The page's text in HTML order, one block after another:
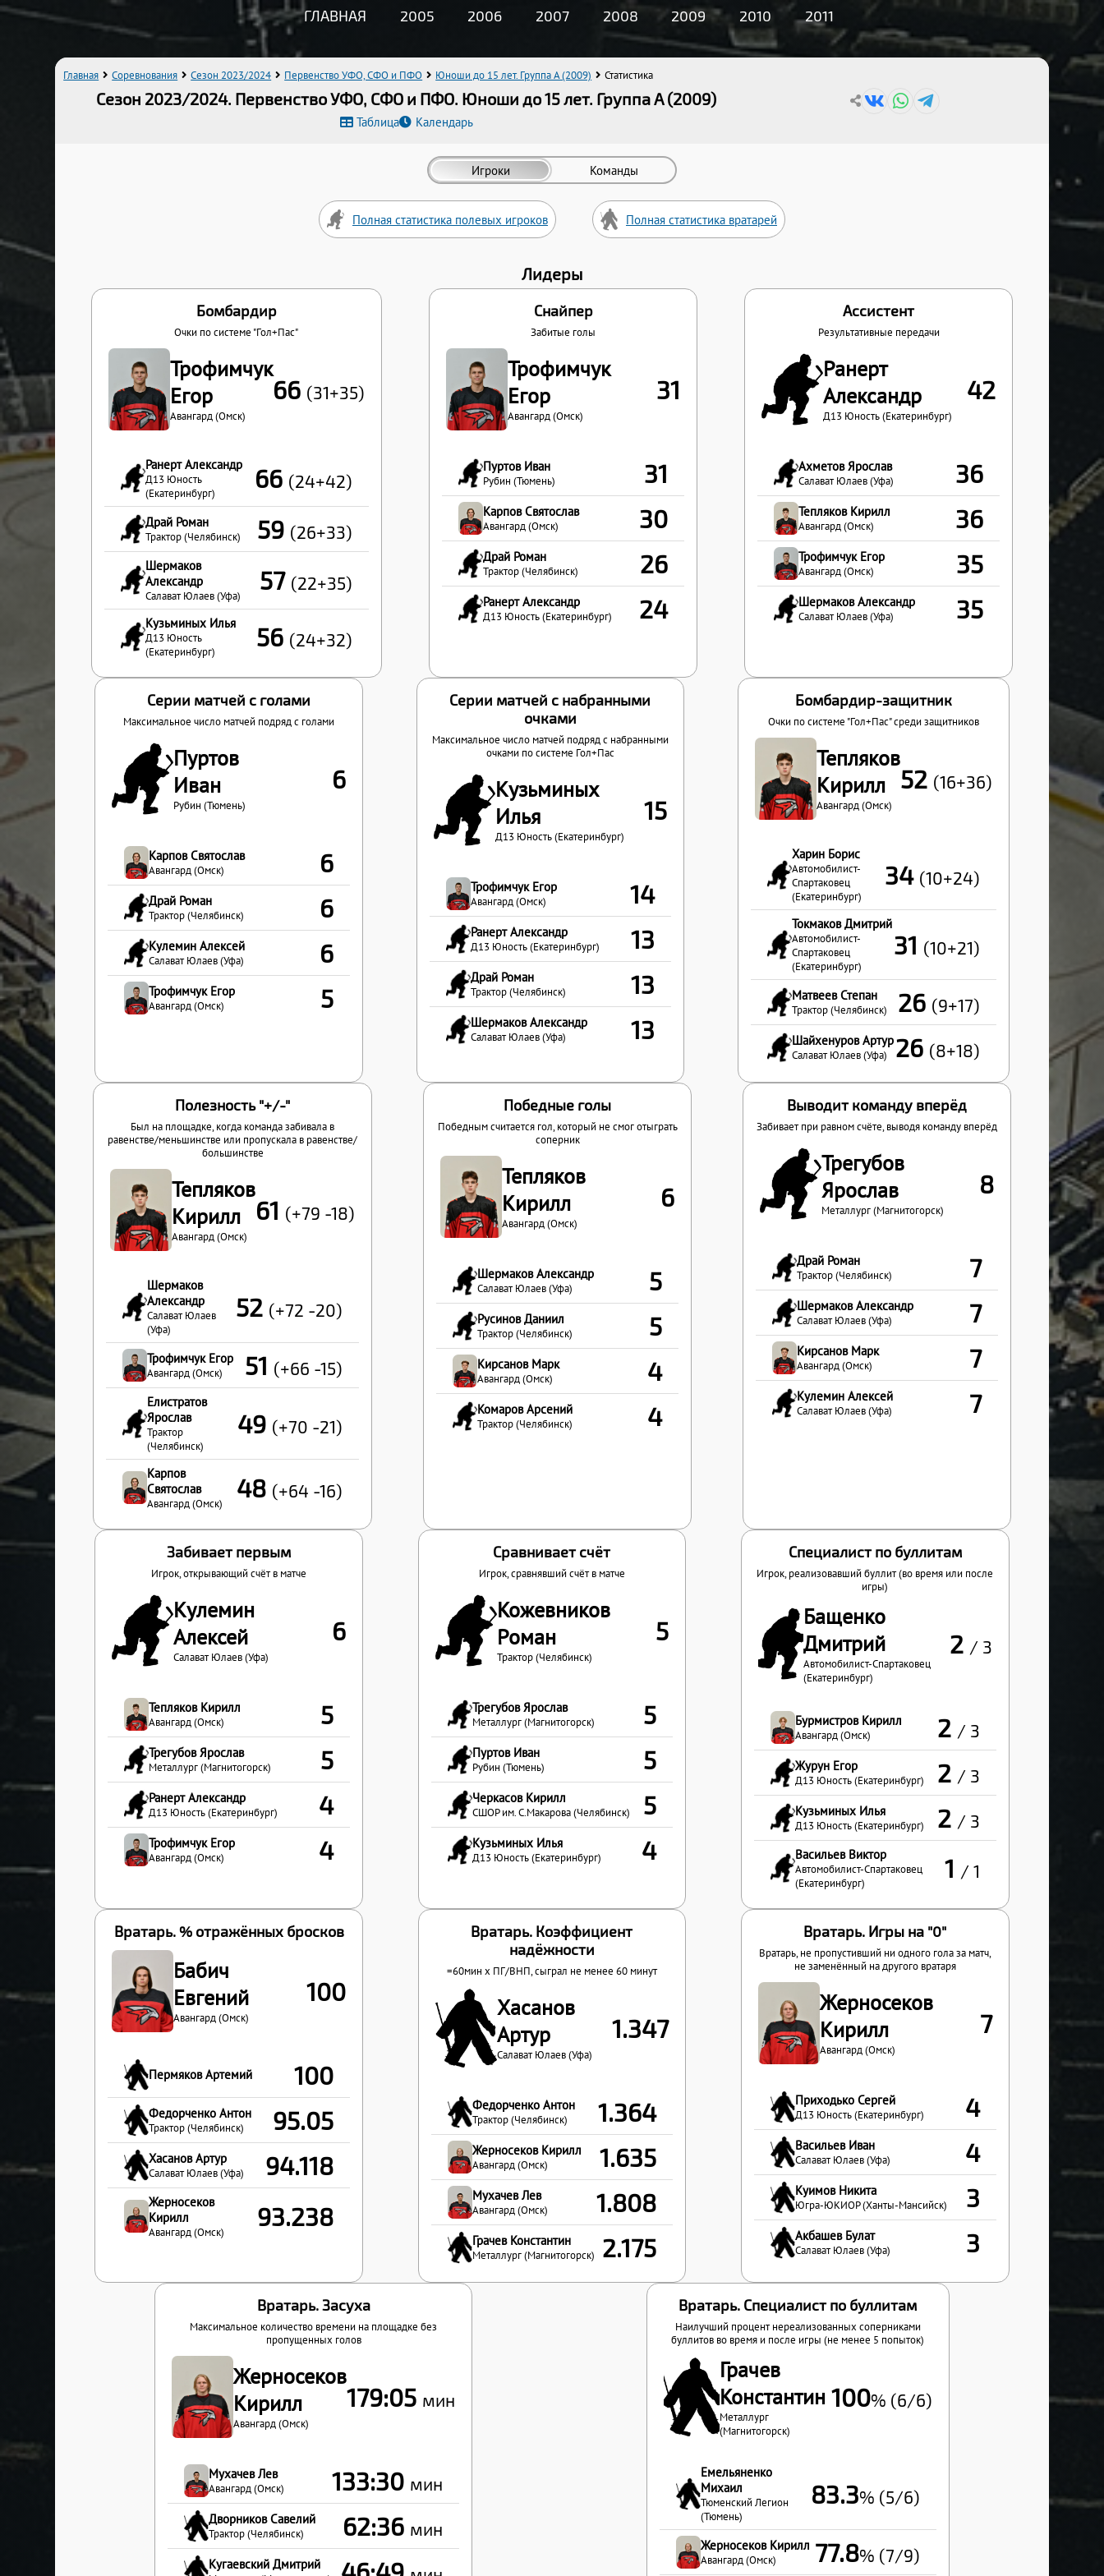
ГЛАВНАЯ 2005 2006 2007 2008 2009 2010 2011
Главная Соревнования Сезон 2023/2024 Первенство УФО, СФО и ПФО Юноши до 15 лет. Группа A (2009) Статистика
Сезон 2023/2024. Первенство УФО, СФО и ПФО. Юноши до 15 лет. Группа A (2009)
Таблица Календарь
Игроки Команды
Полная статистика полевых игроков Полная статистика вратарей
Лидеры
Бомбардир
Очки по системе "Гол+Пас"
Трофимчук
Егор
Авангард (Омск)
66 (31+35)
Ранерт Александр
Д13 Юность
(Екатеринбург)
66 (24+42)
Драй Роман
Трактор (Челябинск) 59 (26+33)
Шермаков
Александр
Салават Юлаев (Уфа)
57 (22+35)
Кузьминых Илья
Д13 Юность
(Екатеринбург)
56 (24+32)
Снайпер
Забитые голы
Трофимчук
Егор
Авангард (Омск)
31
Пуртов Иван
Рубин (Тюмень) 31
Карпов Святослав
Авангард (Омск) 30
Драй Роман
Трактор (Челябинск) 26
Ранерт Александр
Д13 Юность (Екатеринбург) 24
Ассистент
Результативные передачи
Ранерт
Александр
Д13 Юность (Екатеринбург)
42
Ахметов Ярослав
Салават Юлаев (Уфа) 36
Тепляков Кирилл
Авангард (Омск) 36
Трофимчук Егор
Авангард (Омск) 35
Шермаков Александр
Салават Юлаев (Уфа) 35
Серии матчей с голами
Максимальное число матчей подряд с голами
Пуртов
Иван
Рубин (Тюмень)
6
Карпов Святослав
Авангард (Омск) 6
Драй Роман
Трактор (Челябинск) 6
Кулемин Алексей
Салават Юлаев (Уфа) 6
Трофимчук Егор
Авангард (Омск) 5
Серии матчей с набранными
очками
Максимальное число матчей подряд с набранными
очками по системе Гол+Пас
Кузьминых
Илья
Д13 Юность (Екатеринбург)
15
Трофимчук Егор
Авангард (Омск) 14
Ранерт Александр
Д13 Юность (Екатеринбург) 13
Драй Роман
Трактор (Челябинск) 13
Шермаков Александр
Салават Юлаев (Уфа) 13
Бомбардир-защитник
Очки по системе "Гол+Пас" среди защитников
Тепляков
Кирилл
Авангард (Омск)
52 (16+36)
Харин Борис
Автомобилист-
Спартаковец
(Екатеринбург)
34 (10+24)
Токмаков Дмитрий
Автомобилист-
Спартаковец
(Екатеринбург)
31 (10+21)
Матвеев Степан
Трактор (Челябинск) 26 (9+17)
Шайхенуров Артур
Салават Юлаев (Уфа) 26 (8+18)
Полезность "+/-"
Был на площадке, когда команда забивала в
равенстве/меньшинстве или пропускала в равенстве/
большинстве
Тепляков
Кирилл
Авангард (Омск)
61 (+79 -18)
Шермаков
Александр
Салават Юлаев
(Уфа)
52 (+72 -20)
Трофимчук Егор
Авангард (Омск) 51 (+66 -15)
Елистратов
Ярослав
Трактор
(Челябинск)
49 (+70 -21)
Карпов
Святослав
Авангард (Омск)
48 (+64 -16)
Победные голы
Победным считается гол, который не смог отыграть
соперник
Тепляков
Кирилл
Авангард (Омск)
6
Шермаков Александр
Салават Юлаев (Уфа) 5
Русинов Даниил
Трактор (Челябинск) 5
Кирсанов Марк
Авангард (Омск) 4
Комаров Арсений
Трактор (Челябинск) 4
Выводит команду вперёд
Забивает при равном счёте, выводя команду вперёд
Трегубов
Ярослав
Металлург (Магнитогорск)
8
Драй Роман
Трактор (Челябинск) 7
Шермаков Александр
Салават Юлаев (Уфа) 7
Кирсанов Марк
Авангард (Омск) 7
Кулемин Алексей
Салават Юлаев (Уфа) 7
Забивает первым
Игрок, открывающий счёт в матче
Кулемин
Алексей
Салават Юлаев (Уфа)
6
Тепляков Кирилл
Авангард (Омск) 5
Трегубов Ярослав
Металлург (Магнитогорск) 5
Ранерт Александр
Д13 Юность (Екатеринбург) 4
Трофимчук Егор
Авангард (Омск) 4
Сравнивает счёт
Игрок, сравнявший счёт в матче
Кожевников
Роман
Трактор (Челябинск)
5
Трегубов Ярослав
Металлург (Магнитогорск) 5
Пуртов Иван
Рубин (Тюмень) 5
Черкасов Кирилл
СШОР им. С.Макарова (Челябинск) 5
Кузьминых Илья
Д13 Юность (Екатеринбург) 4
Специалист по буллитам
Игрок, реализовавший буллит (во время или после
игры)
Бащенко
Дмитрий
Автомобилист-Спартаковец
(Екатеринбург)
2 / 3
Бурмистров Кирилл
Авангард (Омск) 2 / 3
Журун Егор
Д13 Юность (Екатеринбург) 2 / 3
Кузьминых Илья
Д13 Юность (Екатеринбург) 2 / 3
Васильев Виктор
Автомобилист-Спартаковец
(Екатеринбург)
1 / 1
Вратарь. % отражённых бросков
Бабич
Евгений
Авангард (Омск)
100
Пермяков Артемий 100
Федорченко Антон
Трактор (Челябинск) 95.05
Хасанов Артур
Салават Юлаев (Уфа) 94.118
Жерносеков
Кирилл
Авангард (Омск)
93.238
Вратарь. Коэффициент
надёжности
=60мин x ПГ/ВНП , сыграл не менее 60 минут
Хасанов
Артур
Салават Юлаев (Уфа)
1.347
Федорченко Антон
Трактор (Челябинск) 1.364
Жерносеков Кирилл
Авангард (Омск) 1.635
Мухачев Лев
Авангард (Омск) 1.808
Грачев Константин
Металлург (Магнитогорск) 2.175
Вратарь. Игры на "0"
Вратарь, не пропустивший ни одного гола за матч,
не заменённый на другого вратаря
Жерносеков
Кирилл
Авангард (Омск)
7
Приходько Сергей
Д13 Юность (Екатеринбург) 4
Васильев Иван
Салават Юлаев (Уфа) 4
Куимов Никита
Югра-ЮКИОР (Ханты-Мансийск) 3
Акбашев Булат
Салават Юлаев (Уфа) 3
Вратарь. Засуха
Максимальное количество времени на площадке без
пропущенных голов
Жерносеков
Кирилл
Авангард (Омск)
179:05 мин
Мухачев Лев
Авангард (Омск) 133:30 мин
Дворников Савелий
Трактор (Челябинск) 62:36 мин
Кугаевский Дмитрий
Вратарь. Специалист по буллитам
Наилучший процент нереализованных соперниками
буллитов во время и после игры (не менее 5 попыток)
Грачев
Константин
Металлург
(Магнитогорск)
100% (6/6)
Емельяненко
Михаил
Тюменский Легион
(Тюмень)
83.3% (5/6)
Жерносеков Кирилл
Авангард (Омск) 77.8% (7/9)